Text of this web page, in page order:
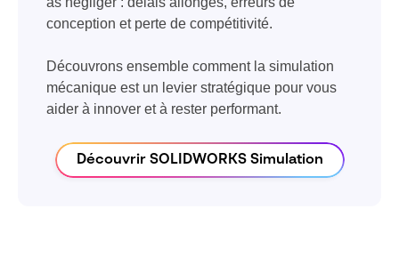
conception et perte de compétitivité.
Découvrons ensemble comment la simulation
mécanique est un levier stratégique pour vous
aider à innover et à rester performant.
Découvrir SOLIDWORKS Simulation